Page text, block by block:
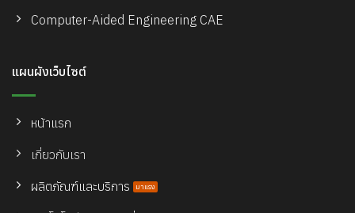
Computer-Aided Engineering CAE
แผนผังเว็บไซต์
หน้าแรก
เกี่ยวกับเรา
ผลิตภัณฑ์และบริการ